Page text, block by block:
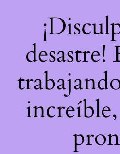
desastre!
increíble,